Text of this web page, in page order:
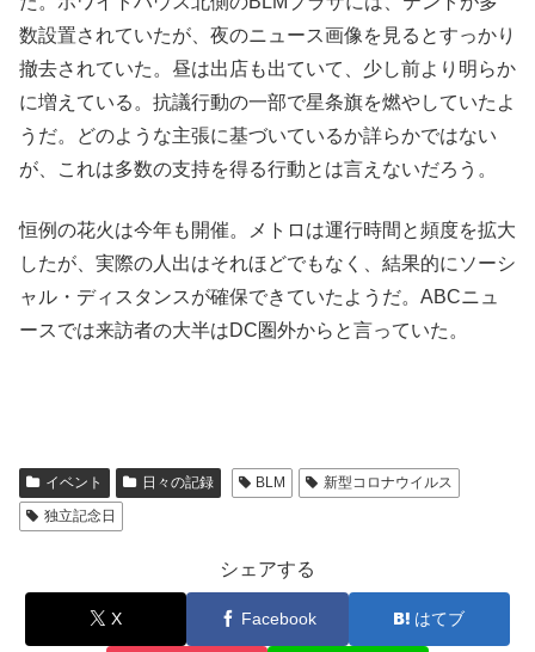
数設置されていたが、夜のニュース画像を見るとすっかり
撤去されていた。昼は出店も出ていて、少し前より明らか
に増えている。抗議行動の一部で星条旗を燃やしていたよ
うだ。どのような主張に基づいているか詳らかではない
が、これは多数の支持を得る行動とは言えないだろう。
恒例の花火は今年も開催。メトロは運行時間と頻度を拡大
したが、実際の人出はそれほどでもなく、結果的にソーシ
ャル・ディスタンスが確保できていたようだ。ABCニュ
ースでは来訪者の大半はDC圏外からと言っていた。
イベント 日々の記録 BLM
新型コロナウイルス
独立記念日
シェアする
X Facebook はてブ